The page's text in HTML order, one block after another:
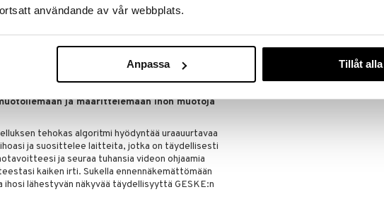
användande av vår webbplats.
Anpassa Tillåt alla
ihon verenkiertoa
muotoihin
ja määrittelemään ihon muotoja
tehokas algoritmi hyödyntää uraauurtavaa
ja suosittelee laitteita, jotka on täydellisesti
ja seuraa tuhansia videon ohjaamia
kaiken irti. Sukella ennennäkemättömään
lähestyvän näkyvää täydellisyyttä GESKE:n